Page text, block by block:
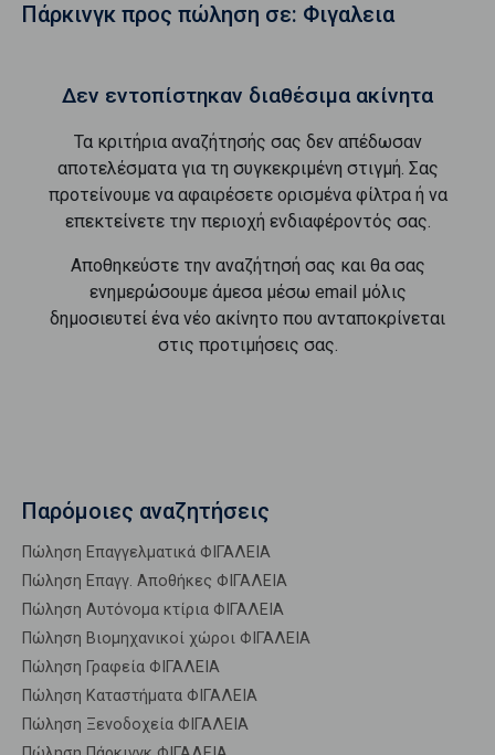
Πάρκινγκ προς πώληση σε: Φιγαλεια
Δεν εντοπίστηκαν διαθέσιμα ακίνητα
Τα κριτήρια αναζήτησής σας δεν απέδωσαν
αποτελέσματα για τη συγκεκριμένη στιγμή. Σας
προτείνουμε να αφαιρέσετε ορισμένα φίλτρα ή να
επεκτείνετε την περιοχή ενδιαφέροντός σας.
Αποθηκεύστε την αναζήτησή σας και θα σας
ενημερώσουμε άμεσα μέσω email μόλις
δημοσιευτεί ένα νέο ακίνητο που ανταποκρίνεται
στις προτιμήσεις σας.
Παρόμοιες αναζητήσεις
Πώληση Επαγγελματικά ΦΙΓΑΛΕΙΑ
Πώληση Επαγγ. Αποθήκες ΦΙΓΑΛΕΙΑ
Πώληση Αυτόνομα κτίρια ΦΙΓΑΛΕΙΑ
Πώληση Βιομηχανικοί χώροι ΦΙΓΑΛΕΙΑ
Πώληση Γραφεία ΦΙΓΑΛΕΙΑ
Πώληση Καταστήματα ΦΙΓΑΛΕΙΑ
Πώληση Ξενοδοχεία ΦΙΓΑΛΕΙΑ